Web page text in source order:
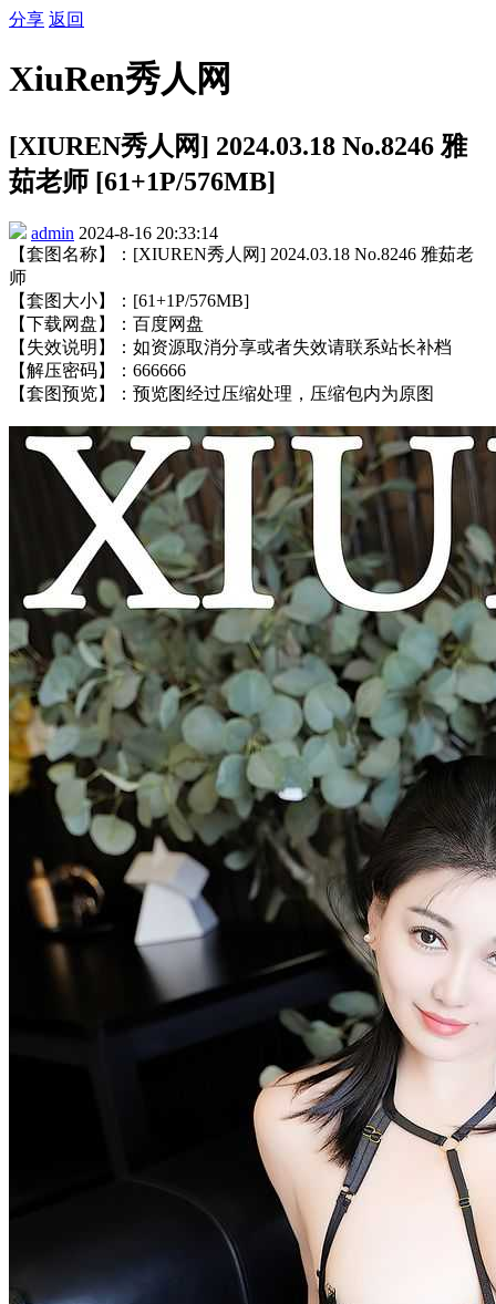
分享 返回
XiuRen秀人网
[XIUREN秀人网] 2024.03.18 No.8246 雅
茹老师 [61+1P/576MB]
admin 2024-8-16 20:33:14
【套图名称】：[XIUREN秀人网] 2024.03.18 No.8246 雅茹老
师
【套图大小】：[61+1P/576MB]
【下载网盘】：百度网盘
【失效说明】：如资源取消分享或者失效请联系站长补档
【解压密码】：666666
【套图预览】：预览图经过压缩处理，压缩包内为原图